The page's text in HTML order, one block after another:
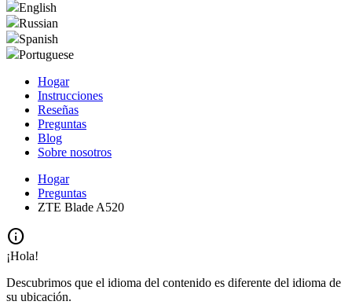
English
Russian
Spanish
Portuguese
Hogar
Instrucciones
Reseñas
Preguntas
Blog
Sobre nosotros
Hogar
Preguntas
ZTE Blade A520
info
¡Hola!
Descubrimos que el idioma del contenido es diferente del idioma de
su ubicación.